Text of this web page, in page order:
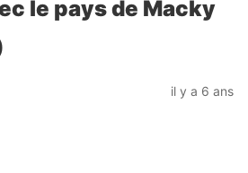
le pays de Macky
il y a 6 ans